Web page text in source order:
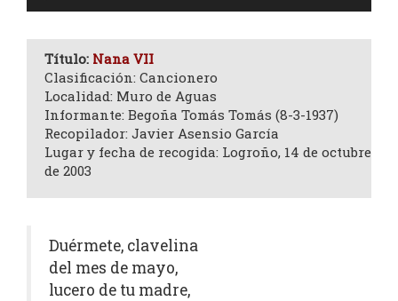
Título: Nana VII
Clasificación: Cancionero
Localidad: Muro de Aguas
Informante: Begoña Tomás Tomás (8-3-1937)
Recopilador: Javier Asensio García
Lugar y fecha de recogida: Logroño, 14 de octubre
de 2003
Duérmete, clavelina
del mes de mayo,
lucero de tu madre,